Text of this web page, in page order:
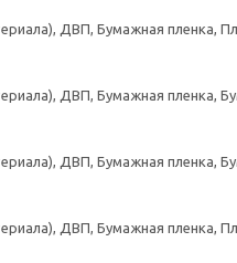
ДВП, Бумажная пленка,
ДВП, Бумажная пленка,
ДВП, Бумажная пленка,
ДВП, Бумажная пленка,